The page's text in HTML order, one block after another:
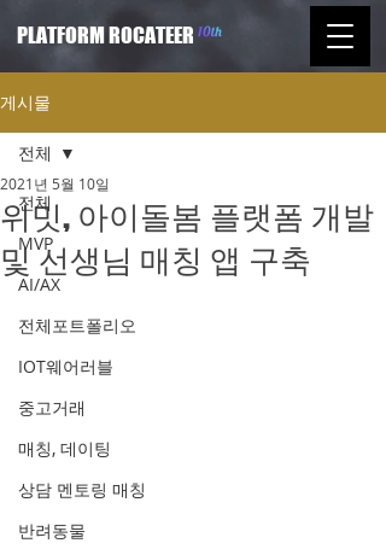
PLATFORM ROCATEER
게시물
전체
MVP
AI/AX
전체포트폴리오
IOT웨어러블
중고거래
매칭, 데이팅
상담 멘토링 매칭
반려동물
전체
위밋, 아이돌봄 플랫폼 개발
및 선생님 매칭 앱 구축
2021년 5월 10일